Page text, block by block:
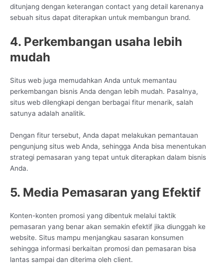
ditunjang dengan keterangan contact yang detail karenanya
sebuah situs dapat diterapkan untuk membangun brand.
4. Perkembangan usaha lebih
mudah
Situs web juga memudahkan Anda untuk memantau
perkembangan bisnis Anda dengan lebih mudah. Pasalnya,
situs web dilengkapi dengan berbagai fitur menarik, salah
satunya adalah analitik.
Dengan fitur tersebut, Anda dapat melakukan pemantauan
pengunjung situs web Anda, sehingga Anda bisa menentukan
strategi pemasaran yang tepat untuk diterapkan dalam bisnis
Anda.
5. Media Pemasaran yang Efektif
Konten-konten promosi yang dibentuk melalui taktik
pemasaran yang benar akan semakin efektif jika diunggah ke
website. Situs mampu menjangkau sasaran konsumen
sehingga informasi berkaitan promosi dan pemasaran bisa
lantas sampai dan diterima oleh client.